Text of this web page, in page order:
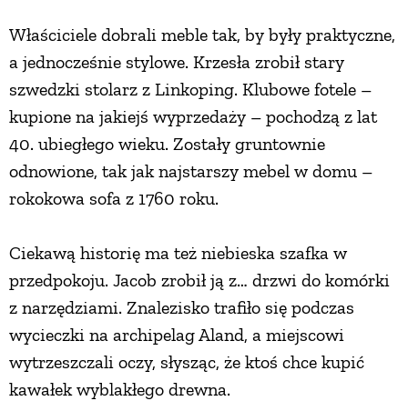
Właściciele dobrali meble tak, by były praktyczne,
a jednocześnie stylowe. Krzesła zrobił stary
szwedzki stolarz z Linkoping. Klubowe fotele –
kupione na jakiejś wyprzedaży – pochodzą z lat
40. ubiegłego wieku. Zostały gruntownie
odnowione, tak jak najstarszy mebel w domu –
rokokowa sofa z 1760 roku.
Ciekawą historię ma też niebieska szafka w
przedpokoju. Jacob zrobił ją z… drzwi do komórki
z narzędziami. Znalezisko trafiło się podczas
wycieczki na archipelag Aland, a miejscowi
wytrzeszczali oczy, słysząc, że ktoś chce kupić
kawałek wyblakłego drewna.